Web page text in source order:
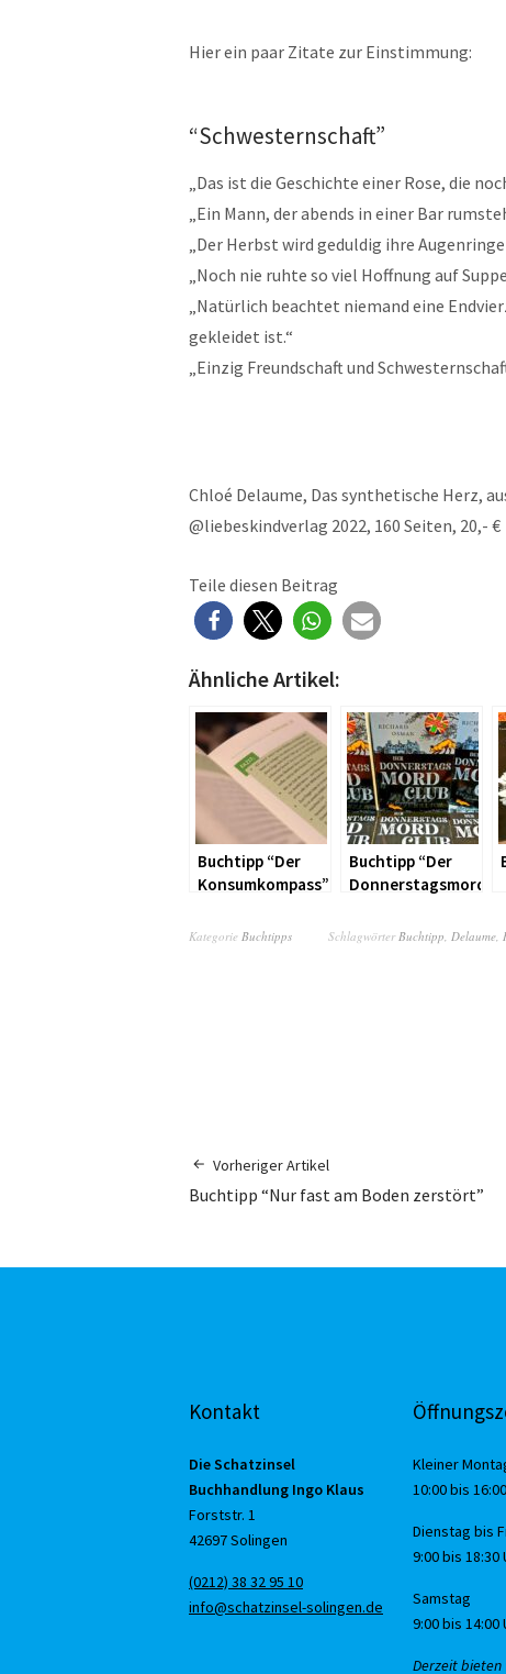
Hier ein paar Zitate zur Einstimmung:
“Schwesternschaft”
„Das ist die Geschichte einer Rose, die
„Ein Mann, der abends in einer Bar
„Der Herbst wird geduldig ihre
„Noch nie ruhte so viel Hoffnung auf
„Natürlich beachtet niemand eine
gekleidet ist.“
„Einzig Freundschaft und
Chloé Delaume, Das synthetische Herz,
@liebeskindverlag 2022, 160 Seiten, 20,- €
Teile diesen Beitrag
Ähnliche Artikel:
Buchtipp “Der
Konsumkompass”
Buchtipp “Der
Kategorie Buchtipps SchlagwörterBuchtipp, Delaume,
Vorheriger Artikel
Buchtipp “Nur fast am Boden zerstört”
Kontakt
Die Schatzinsel
Buchhandlung Ingo Klaus
Forststr. 1
42697 Solingen
(0212) 38 32 95 10
info@schatzinsel-solingen.de
Kleiner
10:00 bis
Dienstag bis
9:00 bis 18:30
Samstag
9:00 bis 14:00
Derzeit bieten